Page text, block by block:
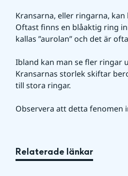
Kransarna, eller ringarna,
Oftast finns en blåaktig ring
kallas ”aurolan” och det är
Ibland kan man se fler ringar
Kransarnas storlek skiftar
till stora ringar.
Observera att detta fenomen
Relaterade länkar